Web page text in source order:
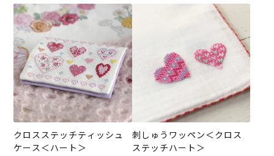
クロスステッチティッシュ
ケース＜ハート＞
刺しゅうワッペン＜クロス
ステッチハート＞